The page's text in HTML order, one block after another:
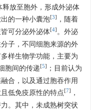
放至胞外，形成外泌体
的一种小囊泡[3]
，随着
可分泌外泌体[4] 。外泌
子，不同细胞来源的外
样生物学功能，主要为
胞间的传递[5]
；目前认为
合，以及通过胞吞作用
低免疫原性的特点[7]
，
。其中，未成熟树突状